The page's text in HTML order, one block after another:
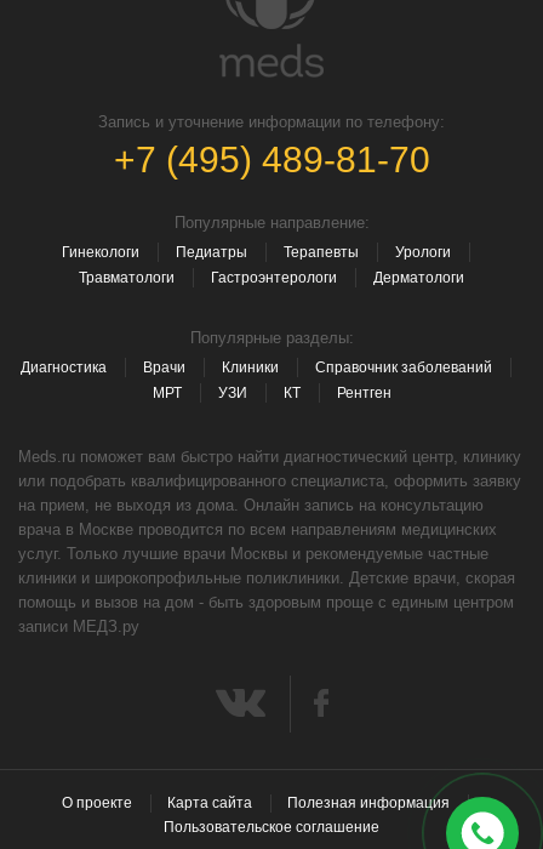
Запись и уточнение информации по телефону:
+7 (495) 489-81-70
Популярные направление:
Гинекологи Педиатры Терапевты
Урологи
Травматологи
Гастроэнтерологи Дерматологи
Популярные разделы:
Диагностика Врачи Клиники
Справочник заболеваний
МРТ
УЗИ КТ Рентген
Meds.ru поможет вам быстро найти диагностический центр, клинику
или подобрать квалифицированного специалиста, оформить заявку
на прием, не выходя из дома. Онлайн запись на консультацию
врача в Москве проводится по всем направлениям медицинских
услуг. Только лучшие врачи Москвы и рекомендуемые частные
клиники и широкопрофильные поликлиники. Детские врачи, скорая
помощь и вызов на дом - быть здоровым проще с единым центром
записи МЕДЗ.ру
О проекте Карта сайта
Полезная информация
Пользовательское соглашение